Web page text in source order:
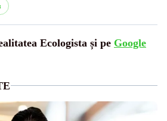
Ecologista și pe Google